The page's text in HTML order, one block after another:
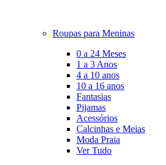
Roupas para Meninas
0 a 24 Meses
1 a 3 Anos
4 a 10 anos
10 a 16 anos
Fantasias
Pijamas
Acessórios
Calcinhas e Meias
Moda Praia
Ver Tudo